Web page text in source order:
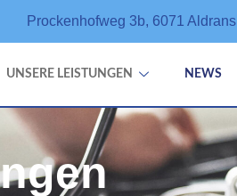
Prockenhofweg 3b, 6071 Aldrans
UNSERE LEISTUNGEN NEWS